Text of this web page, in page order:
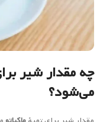
چه مقدار شیر
می‌شود؟